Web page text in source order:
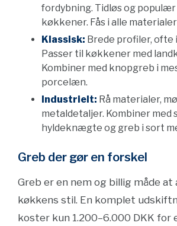
fordybning. Tidløs og
køkkener. Fås i alle
Klassisk: Brede profiler, ofte
Passer til køkkener med
Kombiner med knopgreb i
porcelæn.
Industrielt: Rå materialer,
metaldetaljer. Kombiner med
hyldeknægte og greb i sort
Greb der gør en forskel
Greb er en nem og billig måde
køkkens stil. En komplet
koster kun 1.200–6.000 DKK for